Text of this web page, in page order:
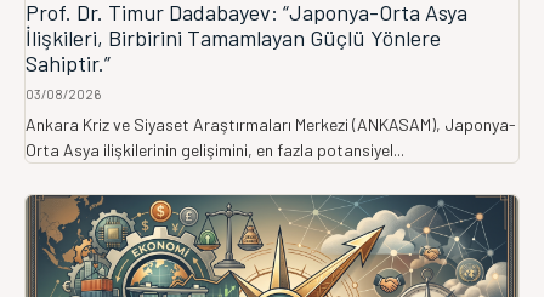
Prof. Dr. Timur Dadabayev: “Japonya-Orta Asya
İlişkileri, Birbirini Tamamlayan Güçlü Yönlere
Sahiptir.”
03/08/2026
Ankara Kriz ve Siyaset Araştırmaları Merkezi (ANKASAM), Japonya-
Orta Asya ilişkilerinin gelişimini, en fazla potansiyel...